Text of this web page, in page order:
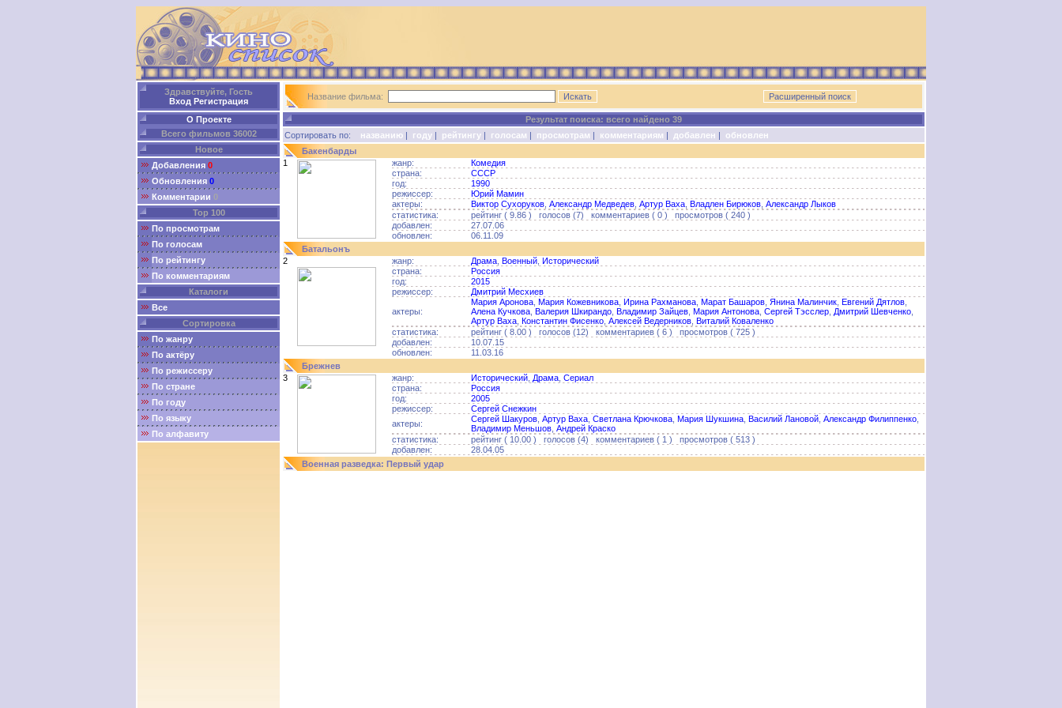
Здравствуйте, Гость
Вход Регистрация
О Проекте
Всего фильмов 36002
Новое
Добавления 0
Обновления 0
Комментарии 0
Top 100
По просмотрам
По голосам
По рейтингу
По комментариям
Каталоги
Все
Сортировка
По жанру
По актёру
По режиссеру
По стране
По году
По языку
По алфавиту
Название фильма:
Результат поиска: всего найдено 39
Сортировать по: названию | году | рейтингу | голосам | просмотрам | комментариям | добавлен | обновлен
Бакенбарды
1
жанр:
Комедия
страна:
СССР
год:
1990
режиссер:
Юрий Мамин
актеры:
Виктор Сухоруков Александр Медведев Артур Ваха Владлен Бирюков Александр Лыков
статистика:
рейтинг ( 9.86 ) голосов (7) комментариев ( 0 ) просмотров ( 240 )
добавлен:
27.07.06
обновлен:
06.11.09
Батальонъ
2
жанр: Драма Военный Исторический
страна:
Россия
год:
2015
режиссер:
Дмитрий Месхиев
актеры:
Мария Аронова Мария Кожевникова Ирина Рахманова Марат Башаров Янина Малинчик Евгений Дятлов
Алена Кучкова Валерия Шкирандо Владимир Зайцев Мария Антонова Сергей Тэсслер Дмитрий Шевченко
Артур Ваха Константин Фисенко Алексей Ведерников Виталий Коваленко
статистика:
рейтинг ( 8.00 ) голосов (12) комментариев ( 6 ) просмотров ( 725 )
добавлен:
10.07.15
обновлен:
11.03.16
Брежнев
3
жанр: Исторический Драма Сериал
страна:
Россия
год:
2005
режиссер:
Сергей Снежкин
актеры:
Сергей Шакуров Артур Ваха Светлана Крючкова Мария Шукшина Василий Лановой Александр Филиппенко
Владимир Меньшов Андрей Краско
статистика:
рейтинг ( 10.00 ) голосов (4) комментариев ( 1 ) просмотров ( 513 )
добавлен:
28.04.05
Военная разведка: Первый удар